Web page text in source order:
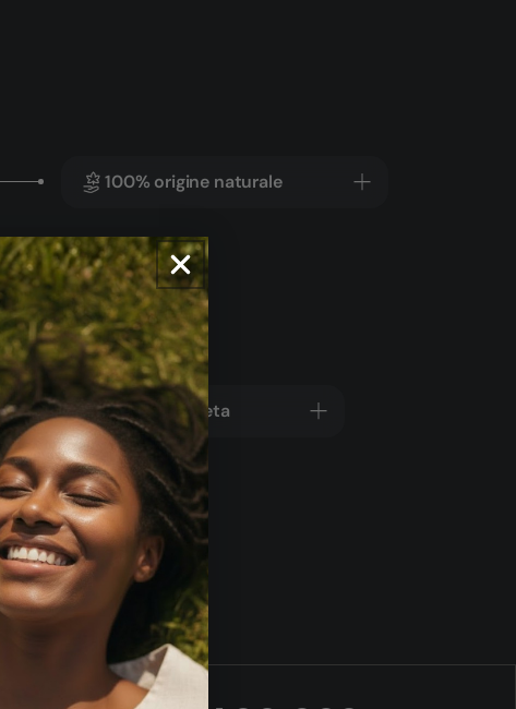
100% origine naturale
Estrazione completa